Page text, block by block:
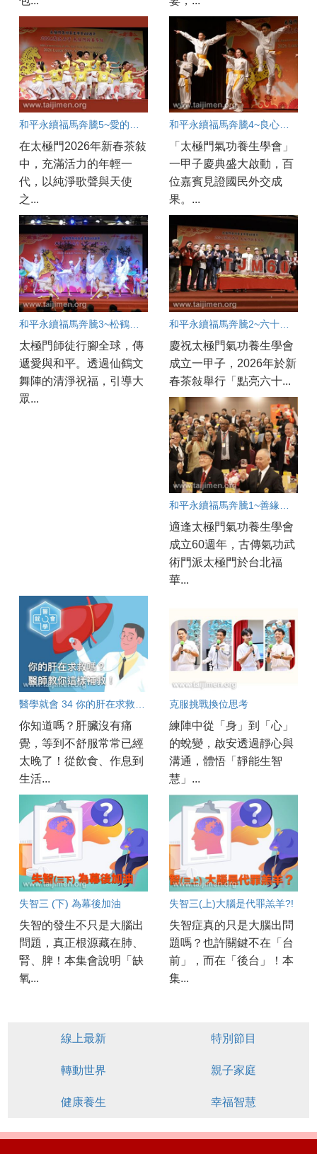
和平永續福馬奔騰5~愛的天使賜福人間
在太極門2026年新春茶敍
中，充滿活力的年輕一
代，以純淨歌聲與天使
之...
和平永續福馬奔騰4~良心英雄情滿人間
「太極門氣功養生學會」
一甲子慶典盛大啟動，百
位嘉賓見證國民外交成
果。...
太極門師徒行腳全球，傳
遞愛與和平。透過仙鶴文
舞陣的清淨祝福，引導大
眾...
慶祝太極門氣功養生學會
成立一甲子，2026年於新
春茶敍舉行「點亮六十...
適逢太極門氣功養生學會
成立60週年，古傳氣功武
術門派太極門於台北福
華...
醫學就會 34 你的肝在求救嗎？醫師教你這樣補救！
你知道嗎？肝臟沒有痛
覺，等到不舒服常常已經
太晚了！從飲食、作息到
生活...
克服挑戰換位思考
練陣中從「身」到「心」
的蛻變，啟安透過靜心與
溝通，體悟「靜能生智
慧」...
失智三 (下) 為幕後加油
失智的發生不只是大腦出
問題，真正根源藏在肺、
腎、脾！本集會說明「缺
氧...
失智三(上)大腦是代罪羔羊?!
失智症真的只是大腦出問
題嗎？也許關鍵不在「台
前」，而在「後台」！本
集...
線上最新 特別節目
轉動世界 親子家庭
健康養生 幸福智慧